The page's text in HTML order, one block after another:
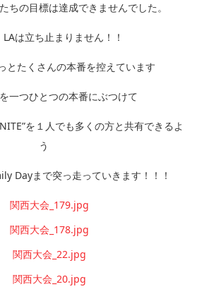
ちの目標は達成できませんでした。
は立ち止まりません！！
とたくさんの本番を控えています
一つひとつの本番にぶつけて
を１人でも多くの方と共有できるよ
う
Dayまで突っ走っていきます！！！